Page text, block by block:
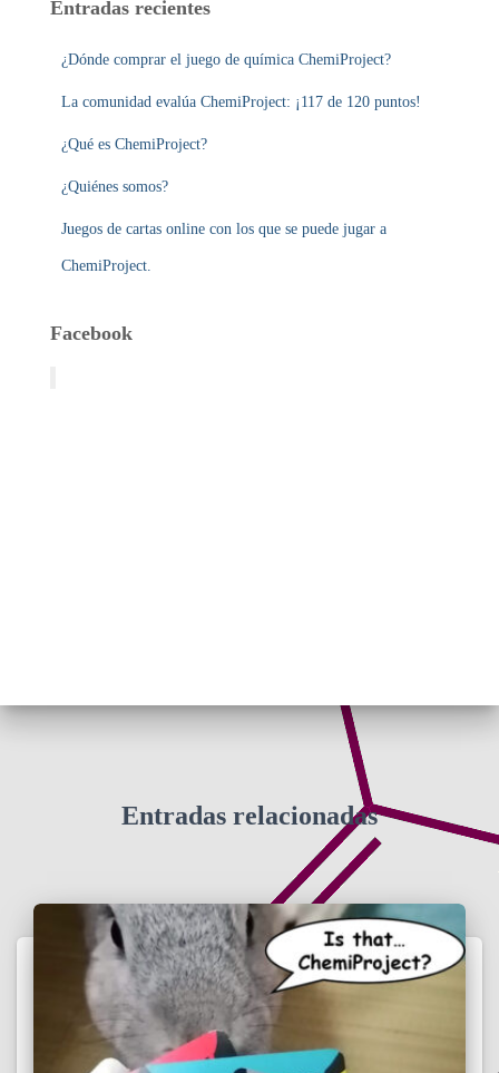
Entradas recientes
¿Dónde comprar el juego de química ChemiProject?
La comunidad evalúa ChemiProject: ¡117 de 120 puntos!
¿Qué es ChemiProject?
¿Quiénes somos?
Juegos de cartas online con los que se puede jugar a
ChemiProject.
Facebook
Entradas relacionadas